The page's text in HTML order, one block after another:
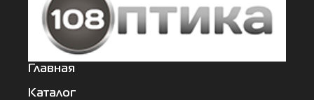
Главная
Каталог